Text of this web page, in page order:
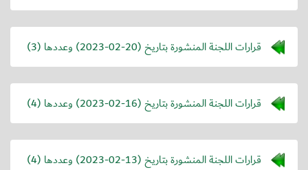
قرارات اللجنة المنشورة بتاريخ (2023-02-20) وعددها (3)
قرارات اللجنة المنشورة بتاريخ (2023-02-16) وعددها (4)
قرارات اللجنة المنشورة بتاريخ (2023-02-13) وعددها (4)